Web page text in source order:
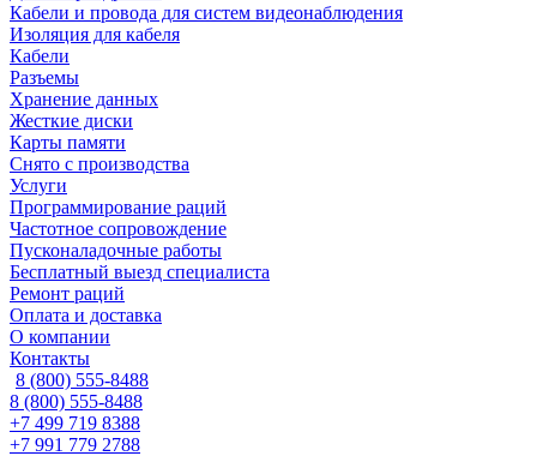
Кабели и провода для систем видеонаблюдения
Изоляция для кабеля
Кабели
Разъемы
Хранение данных
Жесткие диски
Карты памяти
Снято с производства
Услуги
Программирование раций
Частотное сопровождение
Пусконаладочные работы
Бесплатный выезд специалиста
Ремонт раций
Оплата и доставка
О компании
Контакты
8 (800) 555-8488
8 (800) 555-8488
+7 499 719 8388
+7 991 779 2788